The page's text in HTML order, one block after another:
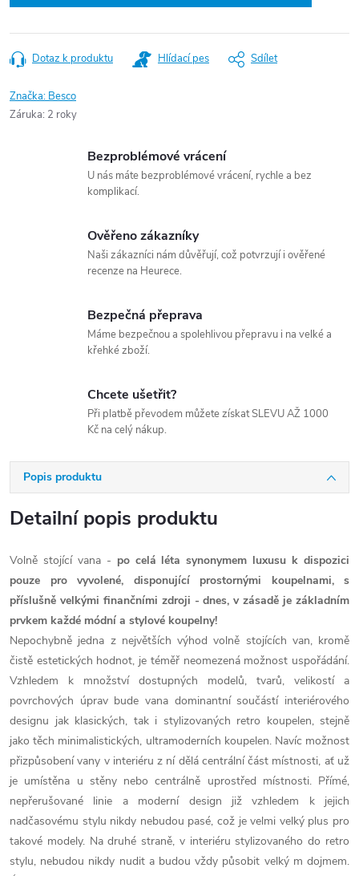
Dotaz k produktu Hlídací pes Sdílet
Značka: Besco
Záruka: 2 roky
Bezproblémové vrácení
U nás máte bezproblémové vrácení, rychle a bez
komplikací.
Ověřeno zákazníky
Naši zákazníci nám důvěřují, což potvrzují i ověřené
recenze na Heurece.
Bezpečná přeprava
Máme bezpečnou a spolehlivou přepravu i na velké a
křehké zboží.
Chcete ušetřit?
Při platbě převodem můžete získat SLEVU AŽ 1000
Kč na celý nákup.
Popis produktu
Detailní popis produktu
Volně stojící vana - po celá léta synonymem luxusu k dispozici
pouze pro vyvolené, disponující prostornými koupelnami, s
příslušně velkými finančními zdroji - dnes, v zásadě je základním
prvkem každé módní a stylové koupelny!
Nepochybně jedna z největších výhod volně stojících van, kromě
čistě estetických hodnot, je téměř neomezená možnost uspořádání.
Vzhledem k množství dostupných modelů, tvarů, velikostí a
povrchových úprav bude vana dominantní součástí interiérového
designu jak klasických, tak i stylizovaných retro koupelen, stejně
jako těch minimalistických, ultramoderních koupelen. Navíc možnost
přizpůsobení vany v interiéru z ní dělá centrální část místnosti, ať už
je umístěna u stěny nebo centrálně uprostřed místnosti. Přímé,
nepřerušované linie a moderní design již vzhledem k jejich
nadčasovému stylu nikdy nebudou pasé, což je velmi velký plus pro
takové modely. Na druhé straně, v interiéru stylizovaného do retro
stylu, nebudou nikdy nudit a budou vždy působit velký m dojmem.